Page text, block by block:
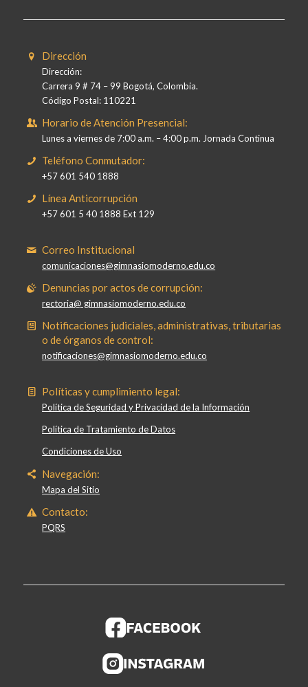
Dirección
Dirección:
Carrera 9 # 74 – 99 Bogotá, Colombia.
Código Postal: 110221
Horario de Atención Presencial:
Lunes a viernes de 7:00 a.m. – 4:00 p.m. Jornada Continua
Teléfono Conmutador:
+57 601 540 1888
Línea Anticorrupción
+57 601 5 40 1888 Ext 129
Correo Institucional
comunicaciones@gimnasiomoderno.edu.co
Denuncias por actos de corrupción:
rectoria@ gimnasiomoderno.edu.co
Notificaciones judiciales, administrativas, tributarias
o de órganos de control:
notificaciones@gimnasiomoderno.edu.co
Políticas y cumplimiento legal:
Política de Seguridad y Privacidad de la Información
Política de Tratamiento de Datos
Condiciones de Uso
Navegación:
Mapa del Sitio
Contacto:
PQRS